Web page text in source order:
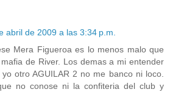
abril de 2009 a las 3:34 p.m.
Mera Figueroa es lo menos malo que
de River. Los demas a mi entender
otro AGUILAR 2 no me banco ni loco.
no conose ni la confiteria del club y